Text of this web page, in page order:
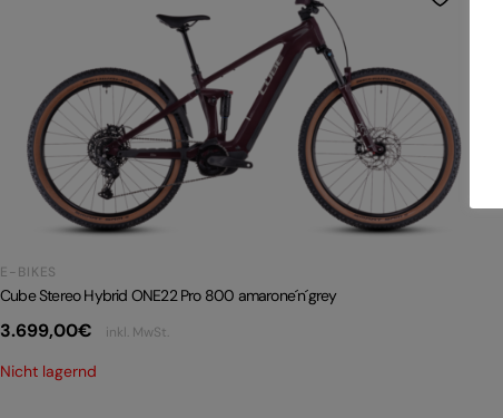
E-BIKES
Cube Stereo Hybrid ONE22 Pro 800 amarone´n´grey
3.699,00€ inkl. MwSt.
Nicht lagernd